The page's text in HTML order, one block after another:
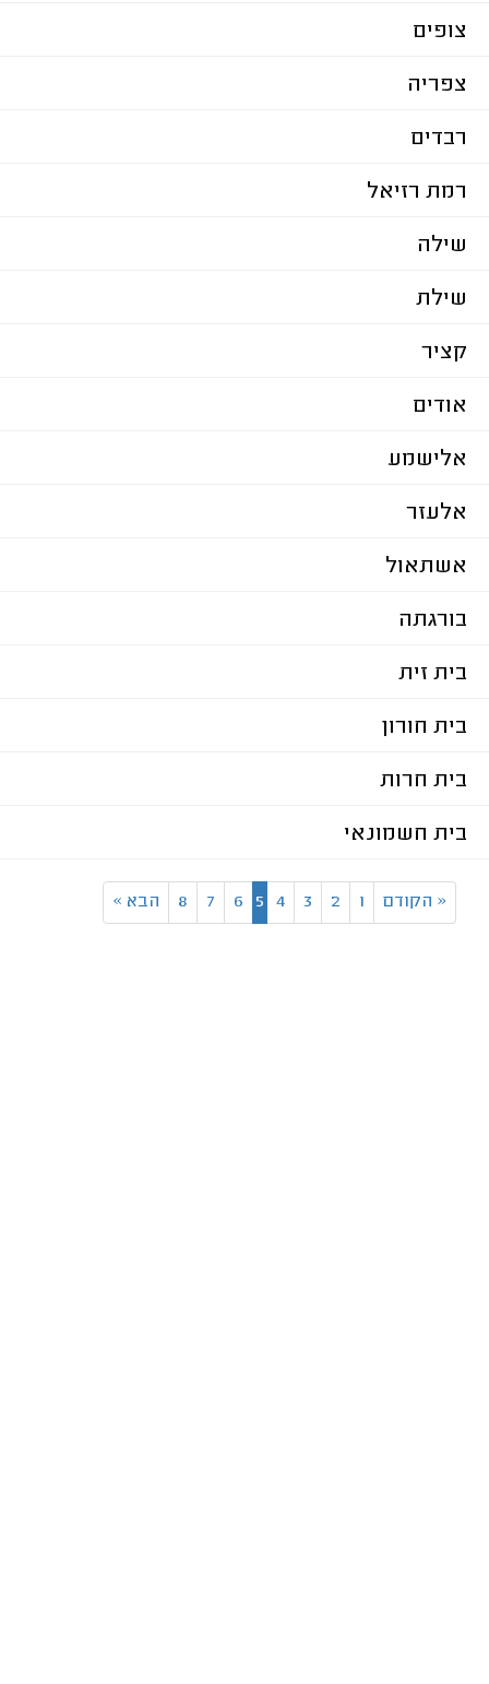
צופים
צפריה
רבדים
רמת רזיאל
שילה
שילת
קציר
אודים
אלישמע
אלעזר
אשתאול
בורגתה
בית זית
בית חורון
בית חרות
בית חשמונאי
« הקודם 1
2
3
4
5
6
7
8 הבא »